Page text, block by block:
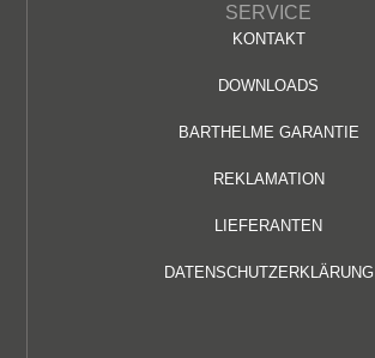
SERVICE
KONTAKT
DOWNLOADS
BARTHELME GARANTIE
REKLAMATION
LIEFERANTEN
DATENSCHUTZERKLÄRUNG